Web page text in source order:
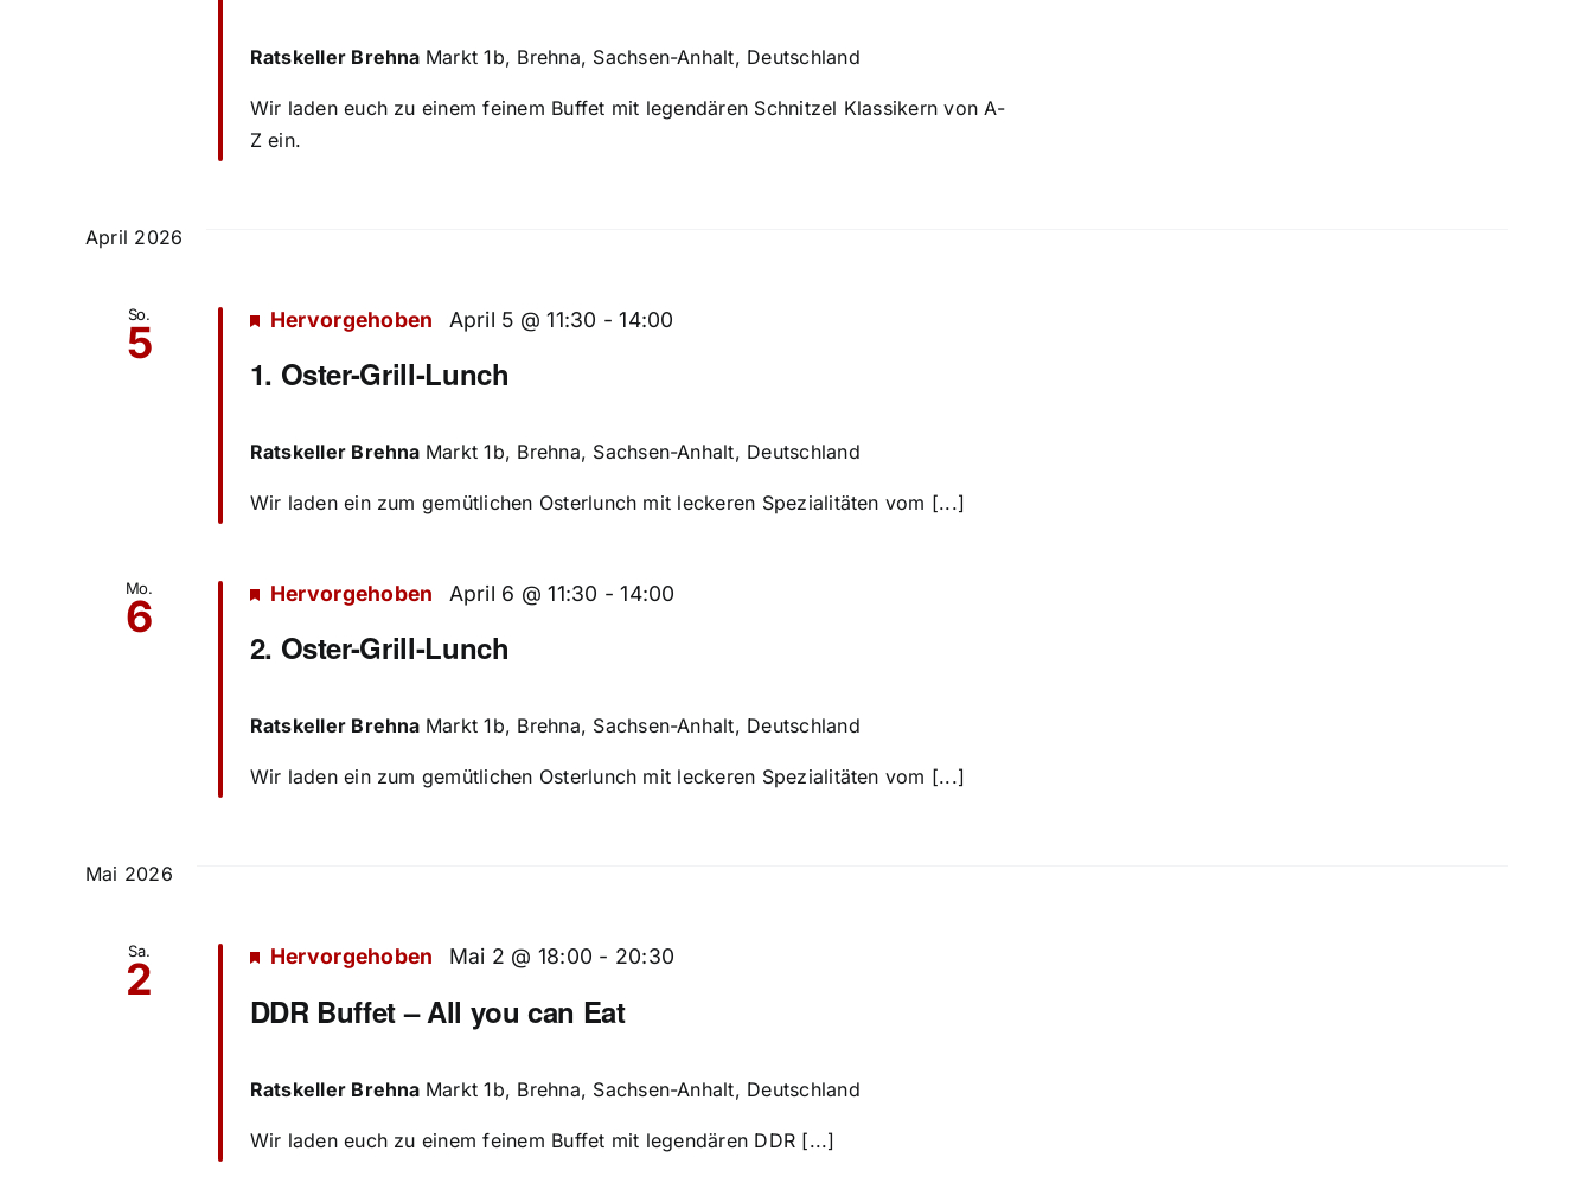
Ratskeller Brehna Markt 1b, Brehna, Sachsen-Anhalt, Deutschland
Wir laden euch zu einem feinem Buffet mit legendären Schnitzel Klassikern von A-
Z ein.
April 2026
So.
5
1. Oster-Grill-Lunch
Hervorgehoben April 5 @ 11:30 -14:00
Ratskeller Brehna Markt 1b, Brehna, Sachsen-Anhalt, Deutschland
Wir laden ein zum gemütlichen Osterlunch mit leckeren Spezialitäten vom [...]
Mo.
6
2. Oster-Grill-Lunch
Hervorgehoben April 6 @ 11:30 -14:00
Ratskeller Brehna Markt 1b, Brehna, Sachsen-Anhalt, Deutschland
Wir laden ein zum gemütlichen Osterlunch mit leckeren Spezialitäten vom [...]
Mai 2026
Sa.
2
DDR Buffet – All you can Eat
Hervorgehoben Mai 2 @ 18:00 - 20:30
Ratskeller Brehna Markt 1b, Brehna, Sachsen-Anhalt, Deutschland
Wir laden euch zu einem feinem Buffet mit legendären DDR [...]